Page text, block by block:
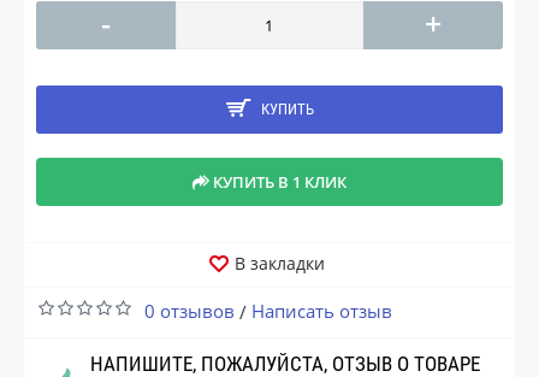
- +
КУПИТЬ
КУПИТЬ В 1 КЛИК
В закладки
0 отзывов / Написать отзыв
НАПИШИТЕ, ПОЖАЛУЙСТА, ОТЗЫВ О ТОВАРЕ